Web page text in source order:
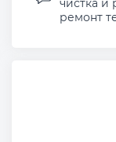
чистка и
ремонт